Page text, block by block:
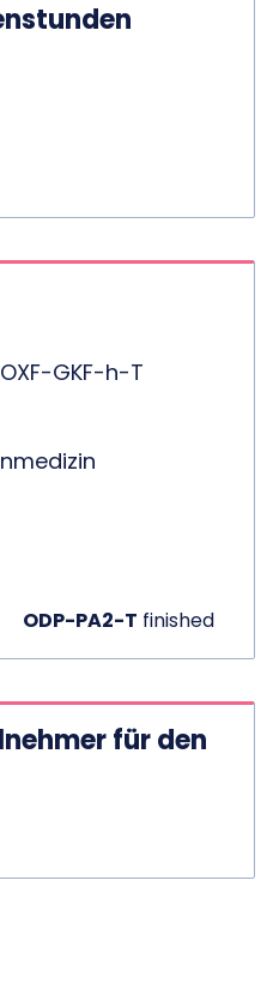
GKF-h-T
ODP-PA2-T finished
für den